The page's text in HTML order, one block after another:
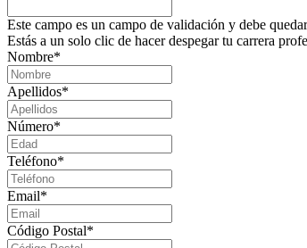
Este campo es un campo de validación y debe
Estás a un solo clic de hacer despegar tu carrera
Nombre*
Apellidos*
Número*
Teléfono*
Email*
Código Postal*